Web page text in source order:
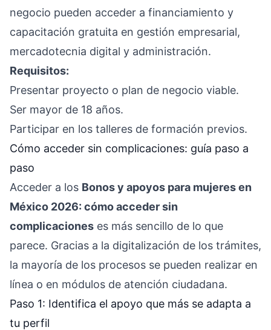
negocio pueden acceder a financiamiento y
capacitación gratuita en gestión empresarial,
mercadotecnia digital y administración.
Requisitos:
Presentar proyecto o plan de negocio viable.
Ser mayor de 18 años.
Participar en los talleres de formación previos.
Cómo acceder sin complicaciones: guía paso a
paso
Acceder a los Bonos y apoyos para mujeres en
México 2026: cómo acceder sin
complicaciones es más sencillo de lo que
parece. Gracias a la digitalización de los trámites,
la mayoría de los procesos se pueden realizar en
línea o en módulos de atención ciudadana.
Paso 1: Identifica el apoyo que más se adapta a
tu perfil